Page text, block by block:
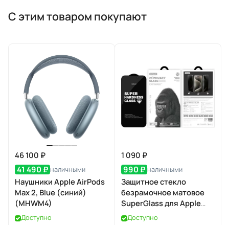
С этим товаром покупают
46 100 ₽
41 490 ₽ наличными
Наушники Apple AirPods
Max 2, Blue (синий)
(MHWM4)
Доступно
1 090 ₽
990 ₽ наличными
Защитное стекло
безрамочное матовое
SuperGlass для Apple
iPhone 17 / 16 Pro
Доступно